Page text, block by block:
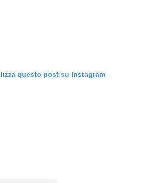
questo post su Instagram